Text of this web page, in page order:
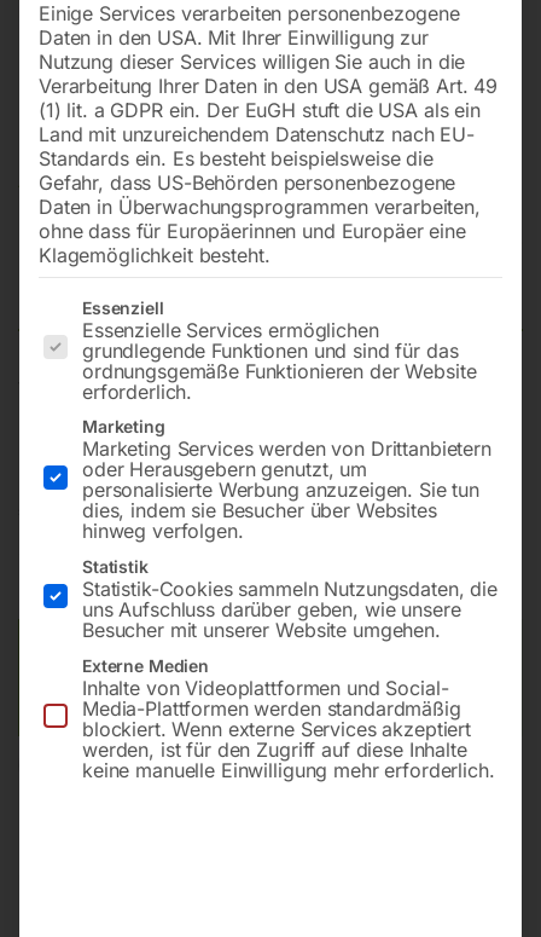
Kreuzung mit Straße ohne
Vorrang
Verkehrszeichen flach, Folientyp 2
Seitenlänge – 700 mm
74,40
inkl. MwSt. zzgl.Versandkosten
Lieferzeit:ca. 3 – 5 Werktage
Bitte beachten Sie: Die Versandkosten gelten für Österreich.
Andere Länder können abweichen.
In den Warenkorb
Einige Services verarbeiten personenbezogene
Daten in den USA. Mit Ihrer Einwilligung zur
Nutzung dieser Services willigen Sie auch in die
Verarbeitung Ihrer Daten in den USA gemäß Art. 49
(1) lit. a GDPR ein. Der EuGH stuft die USA als ein
Land mit unzureichendem Datenschutz nach EU-
Standards ein. Es besteht beispielsweise die
Gefahr, dass US-Behörden personenbezogene
Daten in Überwachungsprogrammen verarbeiten,
ohne dass für Europäerinnen und Europäer eine
Klagemöglichkeit besteht.
Es folgt eine Liste der Service-Gruppen, für die eine
Essenziell
Essenzielle Services ermöglichen
grundlegende Funktionen und sind für das
ordnungsgemäße Funktionieren der Website
erforderlich.
Marketing
Marketing Services werden von Drittanbietern
oder Herausgebern genutzt, um
personalisierte Werbung anzuzeigen. Sie tun
dies, indem sie Besucher über Websites
hinweg verfolgen.
Statistik
Statistik-Cookies sammeln Nutzungsdaten, die
uns Aufschluss darüber geben, wie unsere
Besucher mit unserer Website umgehen.
Externe Medien
Inhalte von Videoplattformen und Social-
Media-Plattformen werden standardmäßig
blockiert. Wenn externe Services akzeptiert
werden, ist für den Zugriff auf diese Inhalte
keine manuelle Einwilligung mehr erforderlich.